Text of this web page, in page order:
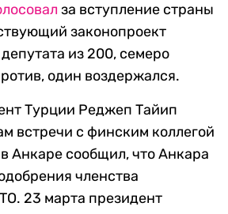
за вступление страны
законопроект
из 200, семеро
один воздержался.
Турции Реджеп Тайип
встречи с финским коллегой
Анкаре сообщил, что Анкара
членства
23 марта президент